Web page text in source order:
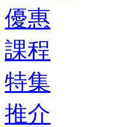
優惠
課程
特集
推介